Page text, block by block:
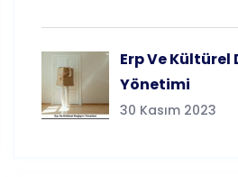
Erp Ve Kültürel
Yönetimi
30 Kasım 2023